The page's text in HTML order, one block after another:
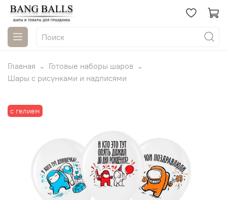
Главная
Готовые наборы шаров
Шары с рисунками и надписями
с гелием